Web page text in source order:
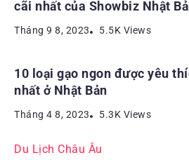
cãi nhất của Showbiz Nhật
Tháng 9 8, 2023 5.5K Views
10 loại gạo ngon được yêu
nhất ở Nhật Bản
Tháng 4 8, 2023 5.3K Views
Du Lịch Châu Âu